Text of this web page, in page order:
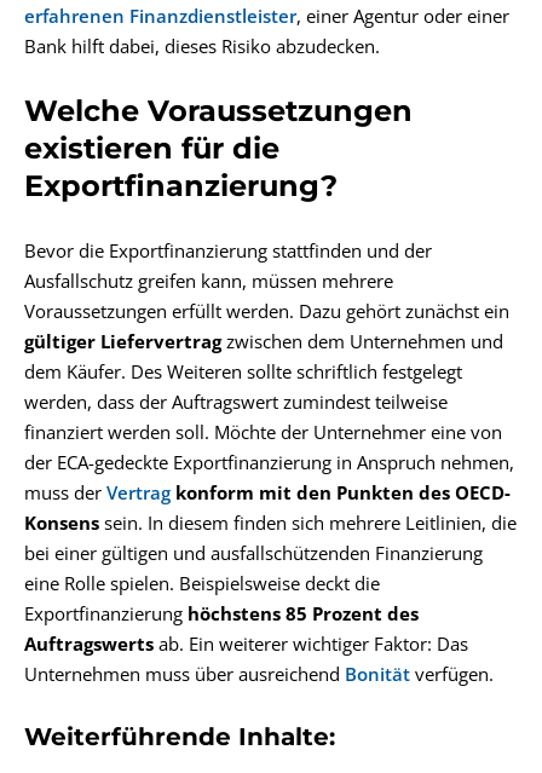
erfahrenen Finanzdienstleister, einer Agentur oder einer
Bank hilft dabei, dieses Risiko abzudecken.
Welche Voraussetzungen
existieren für die
Exportfinanzierung?
Bevor die Exportfinanzierung stattfinden und der
Ausfallschutz greifen kann, müssen mehrere
Voraussetzungen erfüllt werden. Dazu gehört zunächst ein
gültiger Liefervertragzwischen dem Unternehmen und
dem Käufer. Des Weiteren sollte schriftlich festgelegt
werden, dass der Auftragswert zumindest teilweise
finanziert werden soll. Möchte der Unternehmer eine von
der ECA-gedeckte Exportfinanzierung in Anspruch nehmen,
muss der Vertrag konform mit den Punkten des OECD-
Konsens sein. In diesem finden sich mehrere Leitlinien, die
bei einer gültigen und ausfallschützenden Finanzierung
eine Rolle spielen. Beispielsweise deckt die
Exportfinanzierung höchstens 85 Prozent des
Auftragswerts ab. Ein weiterer wichtiger Faktor: Das
Unternehmen muss über ausreichend Bonität verfügen.
Weiterführende Inhalte: